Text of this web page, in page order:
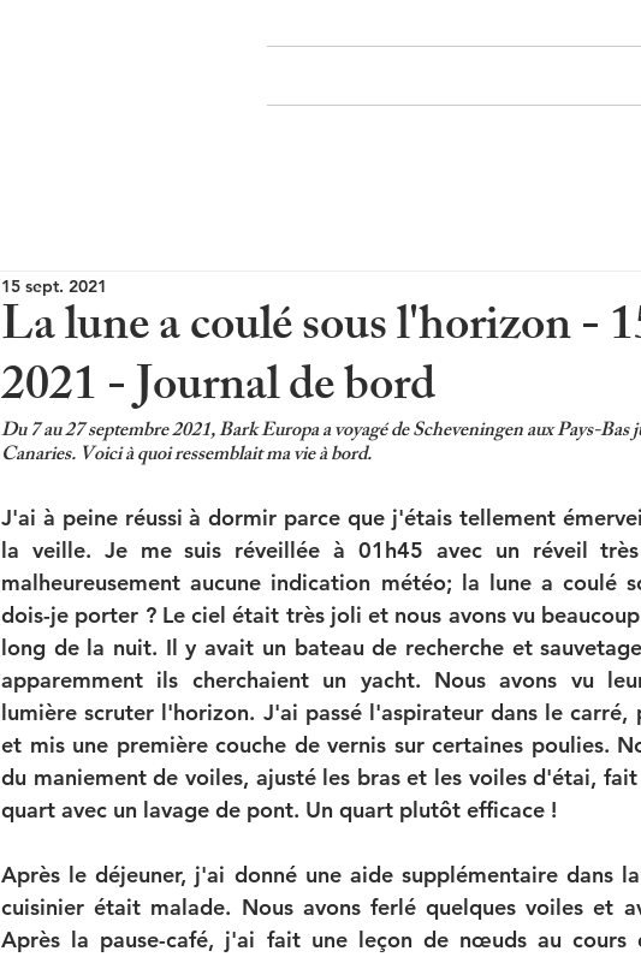
La lune a coulé sous l'horizon -
2021 - Journal de bord
15 sept. 2021
Du 7 au 27 septembre 2021, Bark Europa a voyagé de Scheveningen aux Pays-
Canaries. Voici à quoi ressemblait ma vie à bord.
J'ai à peine réussi à dormir parce que j'étais tellement
la veille. Je me suis réveillée à 01h45 avec un réveil
malheureusement aucune indication météo; la lune a coulé
dois-je porter ? Le ciel était très joli et nous avons vu
long de la nuit. Il y avait un bateau de recherche et
apparemment ils cherchaient un yacht. Nous avons vu
lumière scruter l'horizon. J'ai passé l'aspirateur dans le
et mis une première couche de vernis sur certaines poulies.
du maniement de voiles, ajusté les bras et les voiles d'étai,
quart avec un lavage de pont. Un quart plutôt efficace !
Après le déjeuner, j'ai donné une aide supplémentaire dans
cuisinier était malade. Nous avons ferlé quelques voiles et
Après la pause-café, j'ai fait une leçon de nœuds au